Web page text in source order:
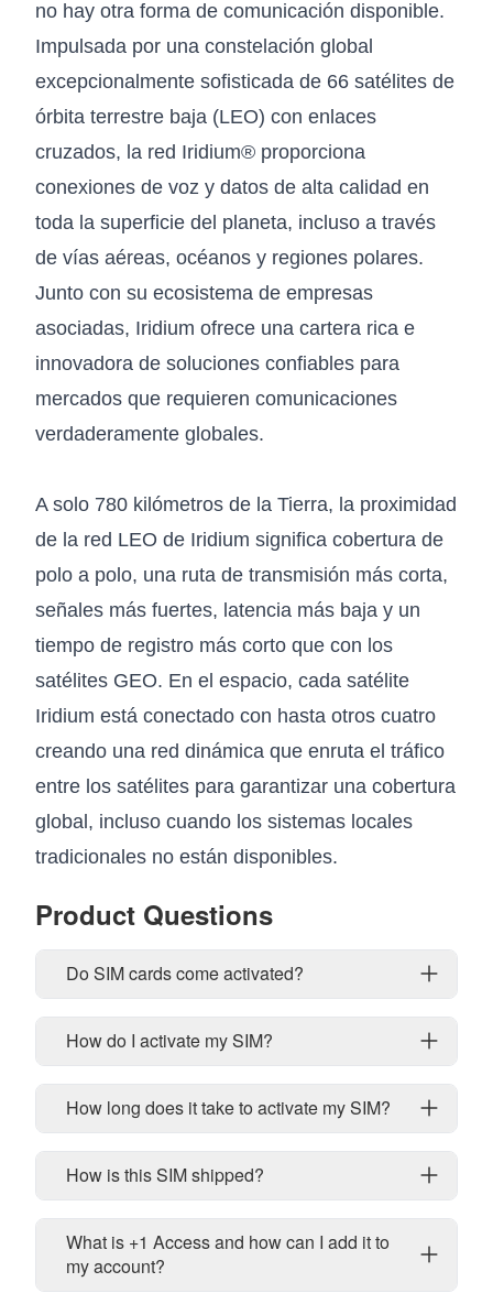
no hay otra forma de comunicación disponible.
Impulsada por una constelación global
excepcionalmente sofisticada de 66 satélites de
órbita terrestre baja (LEO) con enlaces
cruzados, la red Iridium® proporciona
conexiones de voz y datos de alta calidad en
toda la superficie del planeta, incluso a través
de vías aéreas, océanos y regiones polares.
Junto con su ecosistema de empresas
asociadas, Iridium ofrece una cartera rica e
innovadora de soluciones confiables para
mercados que requieren comunicaciones
verdaderamente globales.
A solo 780 kilómetros de la Tierra, la proximidad
de la red LEO de Iridium significa cobertura de
polo a polo, una ruta de transmisión más corta,
señales más fuertes, latencia más baja y un
tiempo de registro más corto que con los
satélites GEO. En el espacio, cada satélite
Iridium está conectado con hasta otros cuatro
creando una red dinámica que enruta el tráfico
entre los satélites para garantizar una cobertura
global, incluso cuando los sistemas locales
tradicionales no están disponibles.
Product Questions
Do SIM cards come activated?
How do I activate my SIM?
How long does it take to activate my SIM?
How is this SIM shipped?
What is +1 Access and how can I add it to
my account?